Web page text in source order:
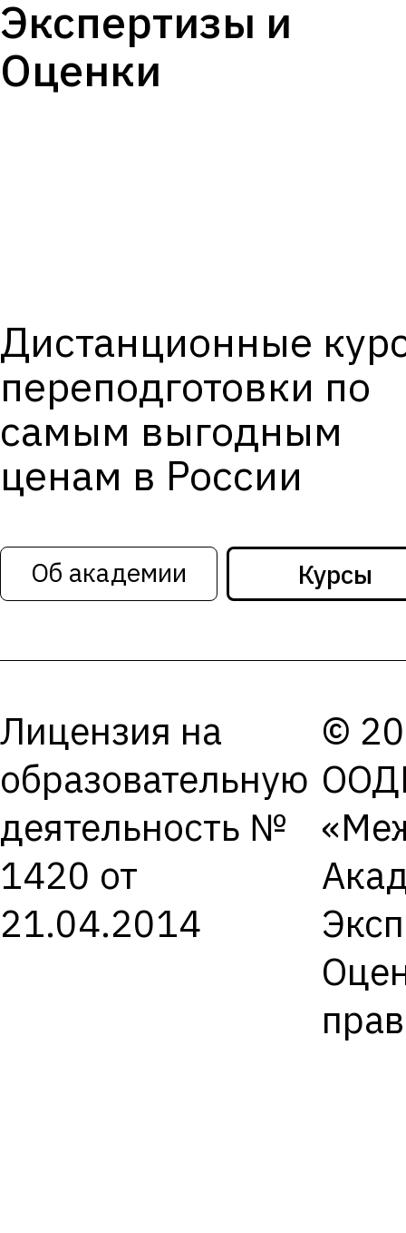
Экспертизы и
Оценки
Дистанционные
переподготовки по
самым выгодным
ценам в России
Об академии Курсы
Лицензия на
образовательную
деятельность №
1420 от
21.04.2014
©